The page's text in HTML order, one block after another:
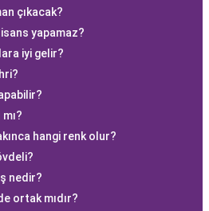
çıkacak?
yapamaz?
iyi gelir?
hangi renk olur?
nedir?
ortak mıdır?